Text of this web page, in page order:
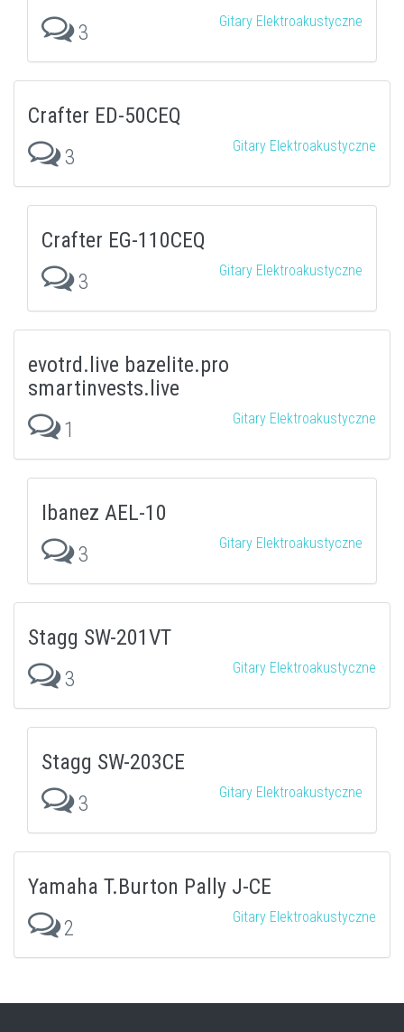
3
Gitary Elektroakustyczne
Crafter ED-50CEQ
3
Gitary Elektroakustyczne
Crafter EG-110CEQ
3
Gitary Elektroakustyczne
evotrd.live bazelite.pro
smartinvests.live
1
Gitary Elektroakustyczne
Ibanez AEL-10
3
Gitary Elektroakustyczne
Stagg SW-201VT
3
Gitary Elektroakustyczne
Stagg SW-203CE
3
Gitary Elektroakustyczne
Yamaha T.Burton Pally J-CE
2
Gitary Elektroakustyczne